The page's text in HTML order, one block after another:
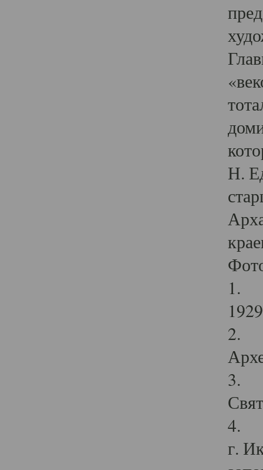
Н.
1.
2.
3.
4.
г.